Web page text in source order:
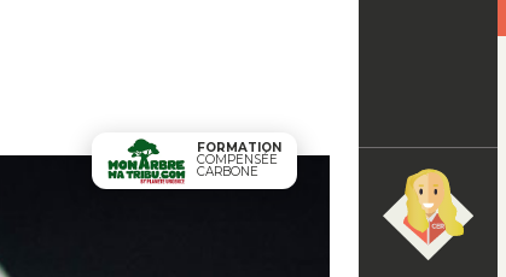
FORMATION
COMPENSÉE
CARBONE